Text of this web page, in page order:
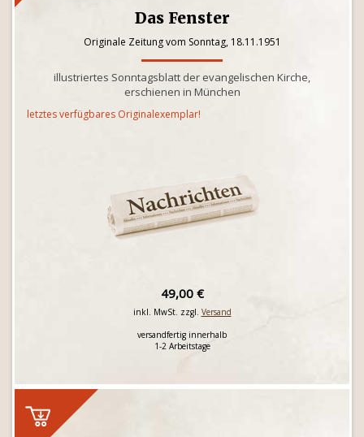
Das Fenster
Originale Zeitung vom Sonntag, 18.11.1951
illustriertes Sonntagsblatt der evangelischen Kirche,
erschienen in München
letztes verfügbares Originalexemplar!
49,00 €
inkl. MwSt. zzgl. Versand
versandfertig innerhalb
1-2 Arbeitstage